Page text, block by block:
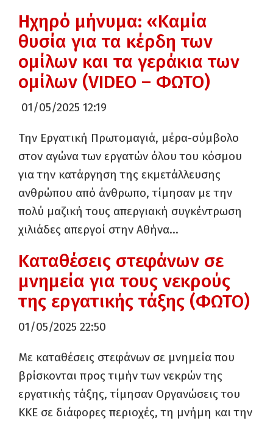
Ηχηρό μήνυμα: «Καμία
θυσία για τα κέρδη των
ομίλων και τα γεράκια των
ομίλων (VIDEO – ΦΩΤΟ)
01/05/2025 12:19
Την Εργατική Πρωτομαγιά, μέρα-σύμβολο
στον αγώνα των εργατών όλου του κόσμου
για την κατάργηση της εκμετάλλευσης
ανθρώπου από άνθρωπο, τίμησαν με την
πολύ μαζική τους απεργιακή συγκέντρωση
χιλιάδες απεργοί στην Αθήνα…
Καταθέσεις στεφάνων σε
μνημεία για τους νεκρούς
της εργατικής τάξης (ΦΩΤΟ)
01/05/2025 22:50
Με καταθέσεις στεφάνων σε μνημεία που
βρίσκονται προς τιμήν των νεκρών της
εργατικής τάξης, τίμησαν Οργανώσεις του
ΚΚΕ σε διάφορες περιοχές, τη μνήμη και την